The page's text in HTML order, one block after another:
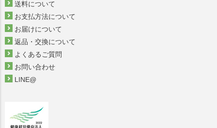
送料について
お支払方法について
お届けについて
返品・交換について
よくあるご質問
お問い合わせ
LINE@